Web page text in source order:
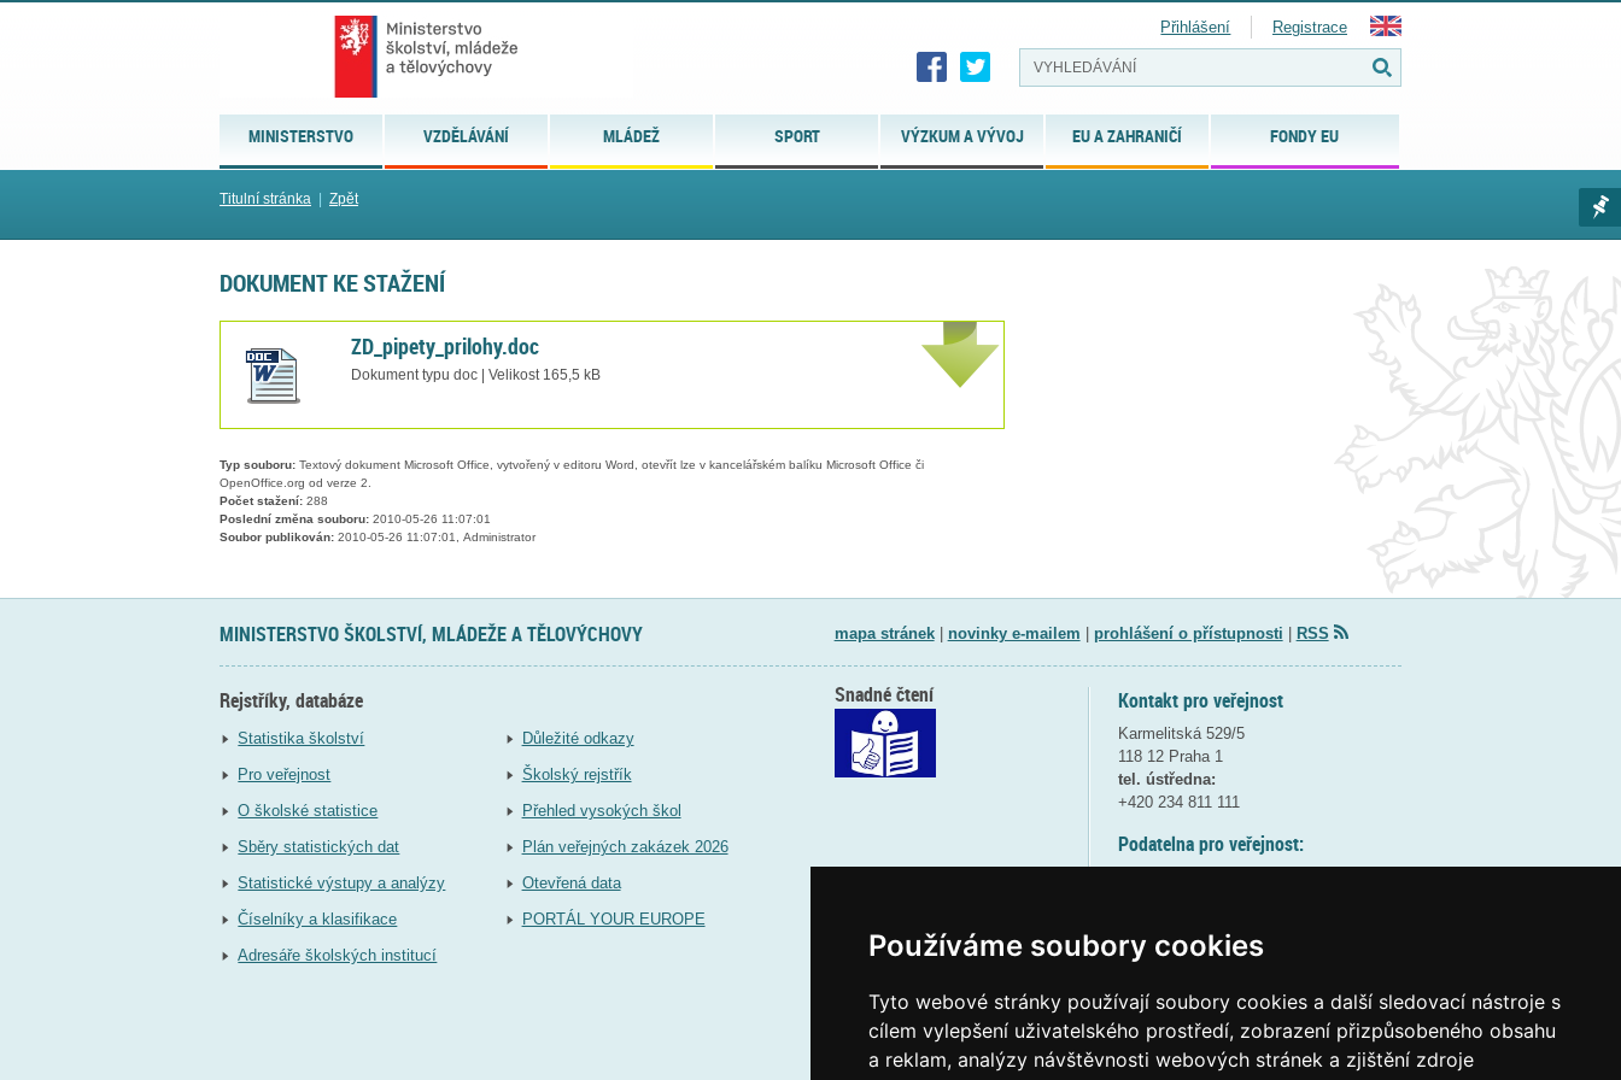
Používáme soubory cookies
Tyto webové stránky používají soubory cookies a další sledovací nástroje s
cílem vylepšení uživatelského prostředí, zobrazení přizpůsobeného obsahu
a reklam, analýzy návštěvnosti webových stránek a zjištění zdroje
MINISTERSTVO VZDĚLÁVÁNÍ MLÁDEŽ SPORT VÝZKUM A VÝVOJ EU A ZAHRANIČÍ FONDY EU
Přihlášení Registrace
Titulní stránka Zpět
DOKUMENT KE STAŽENÍ
ZD_pipety_prilohy.doc
Dokument typu doc | Velikost 165,5 kB
Typ souboru: Textový dokument Microsoft Office, vytvořený v editoru Word, otevřít lze v kancelářském balíku Microsoft Office či
OpenOffice.org od verze 2.
Počet stažení: 288
Poslední změna souboru: 2010-05-26 11:07:01
Soubor publikován: 2010-05-26 11:07:01, Administrator
MINISTERSTVO ŠKOLSTVÍ, MLÁDEŽE A TĚLOVÝCHOVY mapa stránek| novinky e-mailem prohlášení o přístupnosti RSS
Rejstříky, databáze
Statistika školství
Pro veřejnost
O školské statistice
Sběry statistických dat
Statistické výstupy a analýzy
Číselníky a klasifikace
Adresáře školských institucí
Důležité odkazy
Školský rejstřík
Přehled vysokých škol
Plán veřejných zakázek 2026
Otevřená data
PORTÁL YOUR EUROPE
Kontakt pro veřejnost
Karmelitská 529/5
118 12 Praha 1
tel. ústředna:
+420 234 811 111
Podatelna pro veřejnost:
(více informací
Elektronická podatelna:
posta@msmtgov cz
Snadné čtení